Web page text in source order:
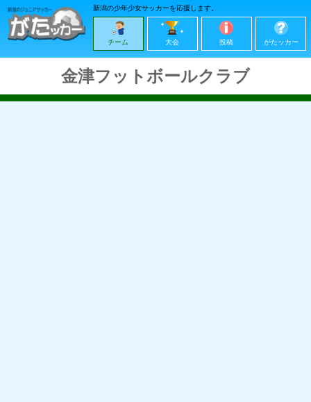
新潟の少年少女サッカーを応援します。
チーム 大会 投稿 がたッカー
金津フットボールクラブ